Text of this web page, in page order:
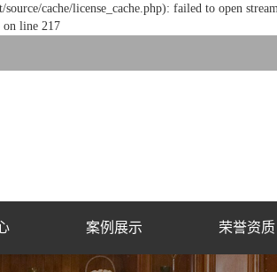
cache/license_cache.php): failed to open
on line 217
案例展示 荣誉资质